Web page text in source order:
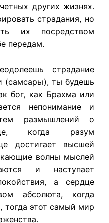
других жизнях.
страдания, но
их посредством
передам.
страдание
(самсары), ты будешь
бог, как Брахма или
непонимание и
размышлений о
когда разум
достигает высшей
волны мыслей
и наступает
а сердце
абсолюта, когда
тогда этот самый мир